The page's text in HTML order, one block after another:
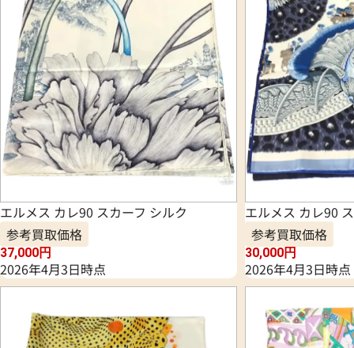
エルメス カレ90 スカーフ シルク
参考買取価格
37,000円
2026年4月3日時点
エルメス カレ90
参考買取価格
30,000円
2026年4月3日時点